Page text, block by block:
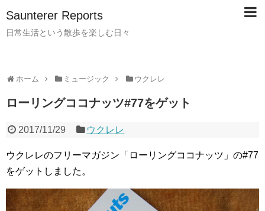
Saunterer Reports
日常生活という散歩を楽しむ日々
ホーム ミュージック ウクレレ
ローリングココナッツ#77をゲット
2017/11/29 ウクレレ
ウクレレのフリーマガジン「ローリングココナッツ」の#77
をゲットしました。